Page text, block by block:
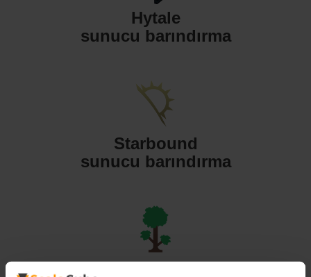
Hytale
sunucu barındırma
Starbound
sunucu barındırma